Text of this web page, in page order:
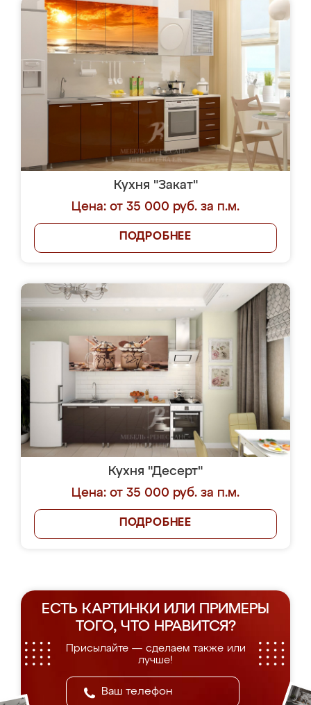
Кухня "Закат"
Цена: от 35 000 руб. за п.м.
ПОДРОБНЕЕ
Кухня "Десерт"
Цена: от 35 000 руб. за п.м.
ПОДРОБНЕЕ
ЕСТЬ КАРТИНКИ ИЛИ ПРИМЕРЫ
ТОГО, ЧТО НРАВИТСЯ?
Присылайте — сделаем также или
лучше!